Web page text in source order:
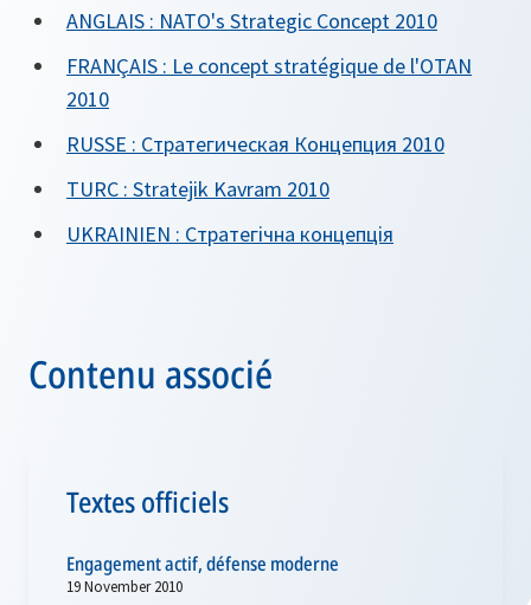
ANGLAIS : NATO's Strategic Concept 2010
FRANÇAIS : Le concept stratégique de l'OTAN
2010
RUSSE : Стратегическая Концепция 2010
TURC : Stratejik Kavram 2010
UKRAINIEN : Стратегічна концепція
Contenu associé
Textes officiels
Engagement actif, défense moderne
19 November 2010